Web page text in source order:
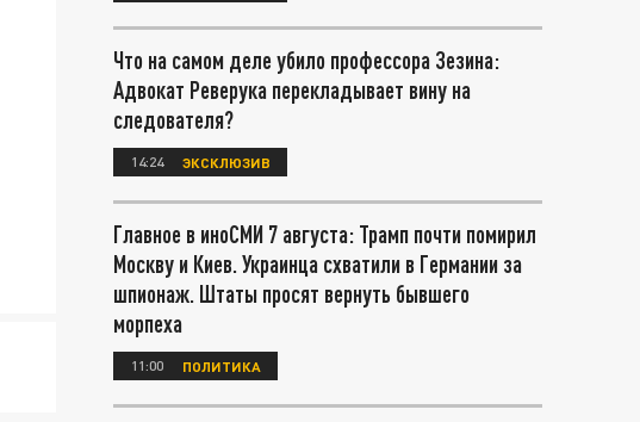
Что на самом деле убило профессора Зезина:
Адвокат Реверука перекладывает вину на
следователя?
14:24 ЭКСКЛЮЗИВ
Главное в иноСМИ 7 августа: Трамп почти помирил
Москву и Киев. Украинца схватили в Германии за
шпионаж. Штаты просят вернуть бывшего
морпеха
11:00 ПОЛИТИКА